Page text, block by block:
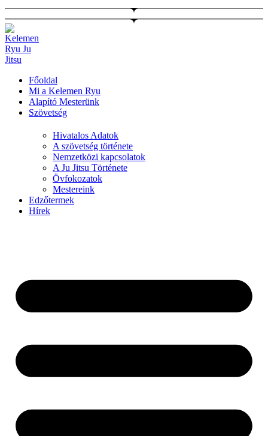
Ugrás
a
tartalomhoz
Főoldal
Mi a Kelemen Ryu
Alapító Mesterünk
Szövetség
Hivatalos Adatok
A szövetség története
Nemzetközi kapcsolatok
A Ju Jitsu Története
Övfokozatok
Mestereink
Edzőtermek
Hírek